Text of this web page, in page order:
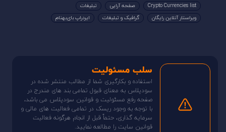
Crypto Currencies list صفحه آرایی
تبلیغات
ویراستار آنلاین رایگان
گرافیک و تبلیغات ایردراپ بای‌بهنام
سلب مسئولیت
استفاده و بکارگیری شما از مطالب منتشر شده در
سودپلاس به معنای قبول تمامی بند های مندرج در
صفحه رفع مسئولیت و قوانین سودپلاس می باشد،
با توجه به وجود ریسک در تمامی فعالیت های مالی و
سرمایه گذاری، حتماً قبل از انجام هرگونه فعالیت
قوانین سایت را مطالعه نمایید.